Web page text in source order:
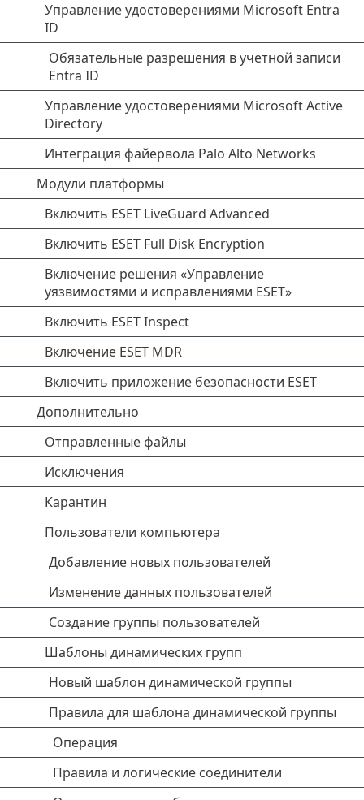
Управление удостоверениями Microsoft Entra
ID
Обязательные разрешения в учетной записи
Entra ID
Управление удостоверениями Microsoft Active
Directory
Интеграция файервола Palo Alto Networks
Модули платформы
Включить ESET LiveGuard Advanced
Включить ESET Full Disk Encryption
Включение решения «Управление
уязвимостями и исправлениями ESET»
Включить ESET Inspect
Включение ESET MDR
Включить приложение безопасности ESET
Дополнительно
Отправленные файлы
Исключения
Карантин
Пользователи компьютера
Добавление новых пользователей
Изменение данных пользователей
Создание группы пользователей
Шаблоны динамических групп
Новый шаблон динамической группы
Правила для шаблона динамической группы
Операция
Правила и логические соединители